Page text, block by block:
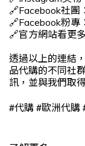
🔗Facebook社團
🔗Facebook粉專
🔗官方網站看更
透過以上的連結
品代購的不同社
訊，並與我們取
#代購 #歐洲代購